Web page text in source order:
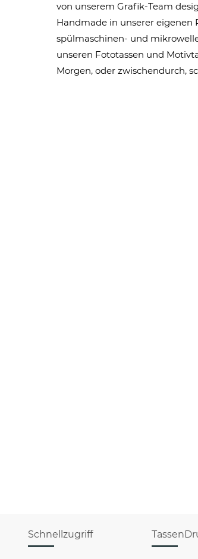
von unserem Grafik-Team
Handmade in unserer eigenen
spülmaschinen- und
unseren Fototassen und
Morgen, oder zwischendurch,
Schnellzugriff